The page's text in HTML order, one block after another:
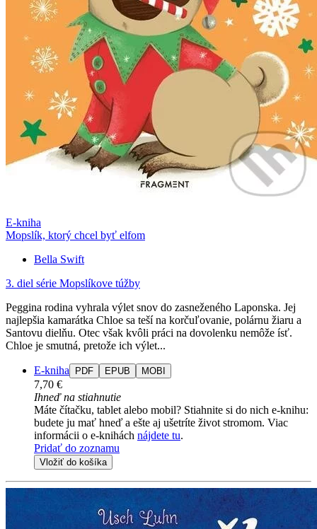
E-kniha
Mopslík, ktorý chcel byť elfom
Bella Swift
3. diel série Mopslíkove túžby
Peggina rodina vyhrala výlet snov do zasneženého Laponska. Jej
najlepšia kamarátka Chloe sa teší na korčuľovanie, polárnu žiaru a
Santovu dielňu. Otec však kvôli práci na dovolenku nemôže ísť.
Chloe je smutná, pretože ich výlet...
E-kniha PDF EPUB MOBI
7,70 €
Ihneď na stiahnutie
Máte čítačku, tablet alebo mobil? Stiahnite si do nich e-knihu:
budete ju mať hneď a ešte aj ušetríte život stromom. Viac
informácii o e-knihách nájdete tu.
Pridať do zoznamu
Vložiť do košíka